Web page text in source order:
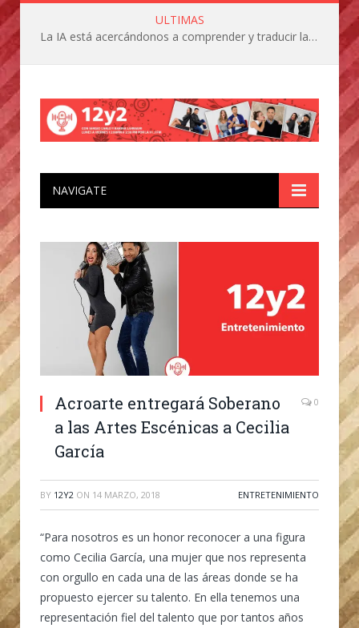
ULTIMAS
La IA está acercándonos a comprender y traducir las vocalizaciones y comportamientos de nuestras mascotas
NAVIGATE
Acroarte entregará Soberano
a las Artes Escénicas a Cecilia
García
0
BY 12Y2 ON 14 MARZO, 2018 ENTRETENIMIENTO
“Para nosotros es un honor reconocer a una figura
como Cecilia García, una mujer que nos representa
con orgullo en cada una de las áreas donde se ha
propuesto ejercer su talento. En ella tenemos una
representación fiel del talento que por tantos años